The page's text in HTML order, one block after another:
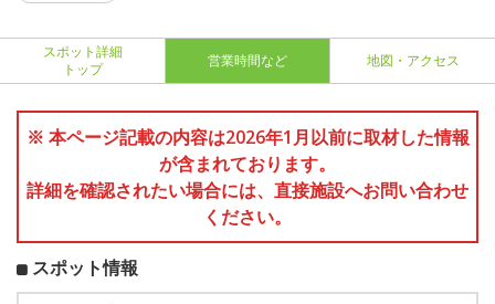
スポット詳細
トップ
営業時間など 地図・アクセス
※ 本ページ記載の内容は2026年1月以前に取材した情報
が含まれております。
詳細を確認されたい場合には、直接施設へお問い合わせ
ください。
スポット情報